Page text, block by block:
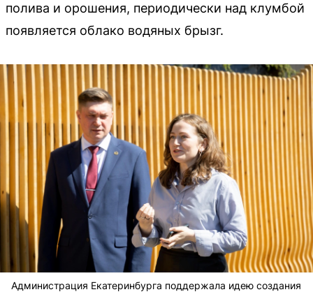
полива и орошения, периодически над клумбой
появляется облако водяных брызг.
Администрация Екатеринбурга поддержала идею создания